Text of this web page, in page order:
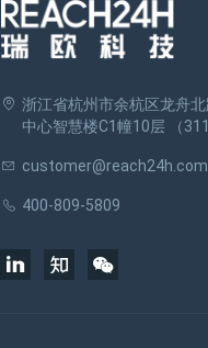
浙江省杭州市余杭区龙舟
中心智慧楼C1幢10层 （
customer@reach24h.com
400-809-5809